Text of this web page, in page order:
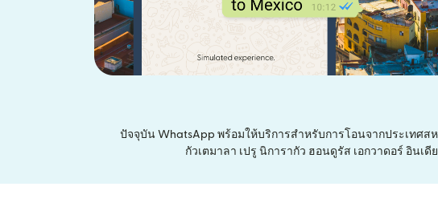
ปัจจุบัน WhatsApp พร้อมให้บริการสำหรับการโอนจากประเทศ
กัวเตมาลา เปรู นิการากัว ฮอนดูรัส เอกวาดอร์ อินเ